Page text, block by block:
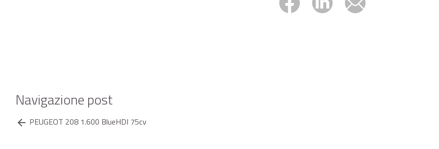
Navigazione post
arrow_back PEUGEOT 208 1.600 BlueHDI 75cv